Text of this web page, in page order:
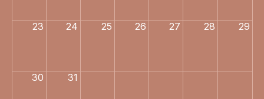
23 24 25 26 27 28 29
30 31